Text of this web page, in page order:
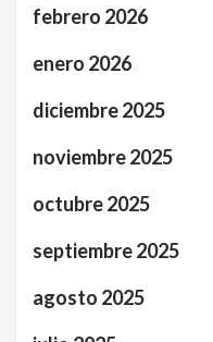
febrero 2026
enero 2026
diciembre 2025
noviembre 2025
octubre 2025
septiembre 2025
agosto 2025